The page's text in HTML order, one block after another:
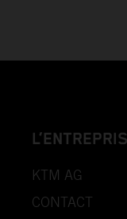
KTM AG
CONTACT